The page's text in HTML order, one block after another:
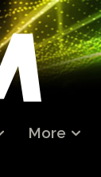
More